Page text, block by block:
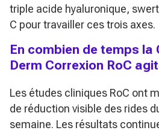
triple acide hyaluronique,
C pour travailler ces trois axes.
En combien de temps la
Derm Correxion RoC
Les études cliniques RoC ont
de réduction visible des rides
semaine. Les résultats